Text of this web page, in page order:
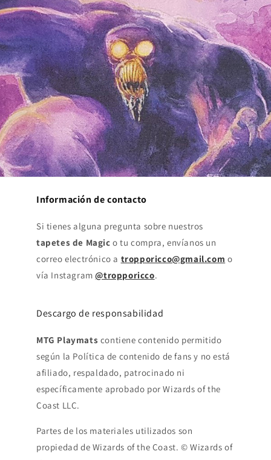
Información de contacto
Si tienes alguna pregunta sobre nuestros
tapetes de Magic o tu compra, envíanos un
correo electrónico a tropporicco@gmail.com o
vía Instagram@tropporicco.
Descargo de responsabilidad
MTG Playmats contiene contenido permitido
según la Política de contenido de fans y no está
afiliado, respaldado, patrocinado ni
específicamente aprobado por Wizards of the
Coast LLC.
Partes de los materiales utilizados son
propiedad de Wizards of the Coast. © Wizards of